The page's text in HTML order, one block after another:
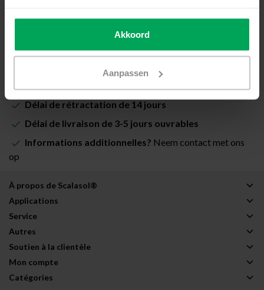
Akkoord
Aanpassen
Délai de rétractation de 14 jours
Délai de livraison de 3-5 jours ouvrables
Informations additionnelles? Neem contact met ons
op
À propos de Scalasol®
Applications
Service
Autres
Soutien à la clientèle
Mon compte
Catégories